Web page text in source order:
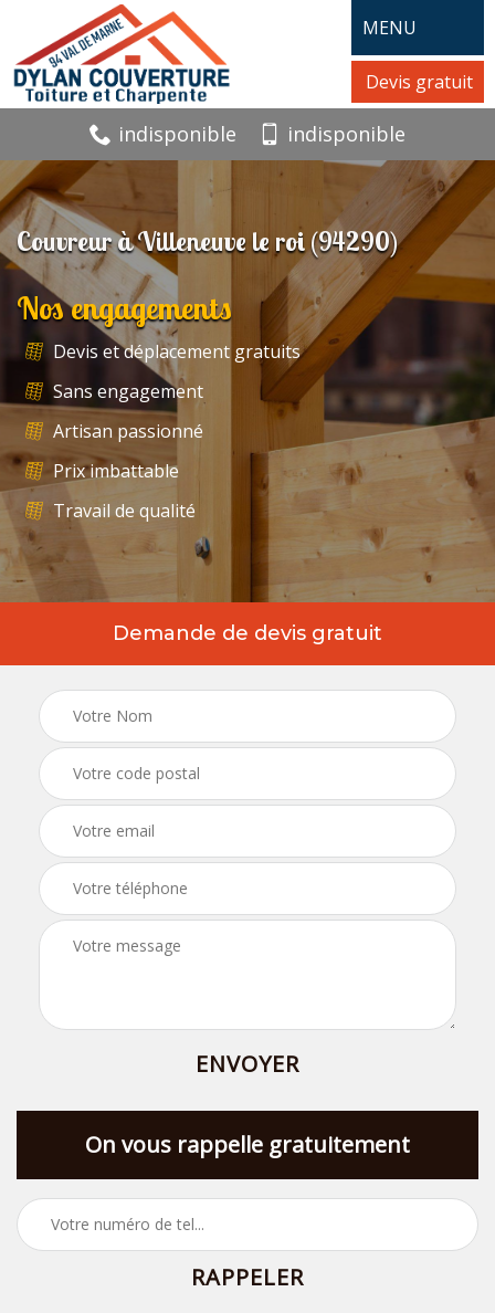
MENU
Devis gratuit
indisponible indisponible
Couvreur à Villeneuve le roi (94290)
Nos engagements
Devis et déplacement gratuits
Sans engagement
Artisan passionné
Prix imbattable
Travail de qualité
Demande de devis gratuit
On vous rappelle gratuitement